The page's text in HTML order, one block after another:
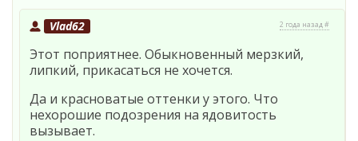
Vlad62 2 года назад #
Этот поприятнее. Обыкновенный мерзкий,
липкий, прикасаться не хочется.
Да и красноватые оттенки у этого. Что
нехорошие подозрения на ядовитость
вызывает.